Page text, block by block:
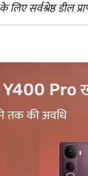
सर्वश्रेष्ठ डील
कोड का
सीधा कैशबैक पाएं*